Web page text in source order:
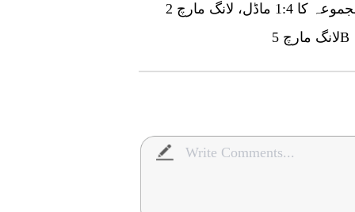
1:1 ماڈل، خلائی سٹیشن کے مجموعہ کا 1:4 ماڈل، لانگ مارچ 2F، لانگ مارچ 7، اور